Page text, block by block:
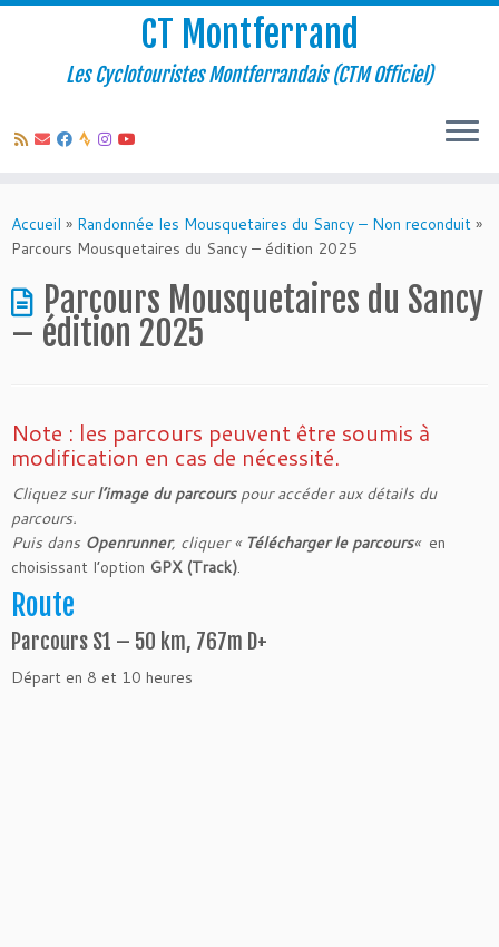
au
contenu
CT Montferrand
Les Cyclotouristes Montferrandais (CTM Officiel)
Accueil » Randonnée les Mousquetaires du Sancy – Non reconduit »
Parcours Mousquetaires du Sancy – édition 2025
Parcours Mousquetaires du Sancy
– édition 2025
Note : les parcours peuvent être soumis à
modification en cas de nécessité.
Cliquez surl’image du parcourspour accéder aux détails du
parcours.
Puis dans Openrunner, cliquer « Télécharger le parcours« en
choisissant l’option GPX (Track).
Route
Parcours S1 – 50 km, 767m D+
Départ en 8 et 10 heures